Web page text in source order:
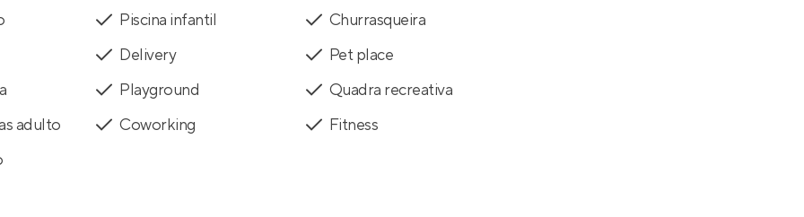
Piscina infantil
Churrasqueira
Delivery
Pet place
Playground
Quadra recreativa
adulto
Coworking
Fitness